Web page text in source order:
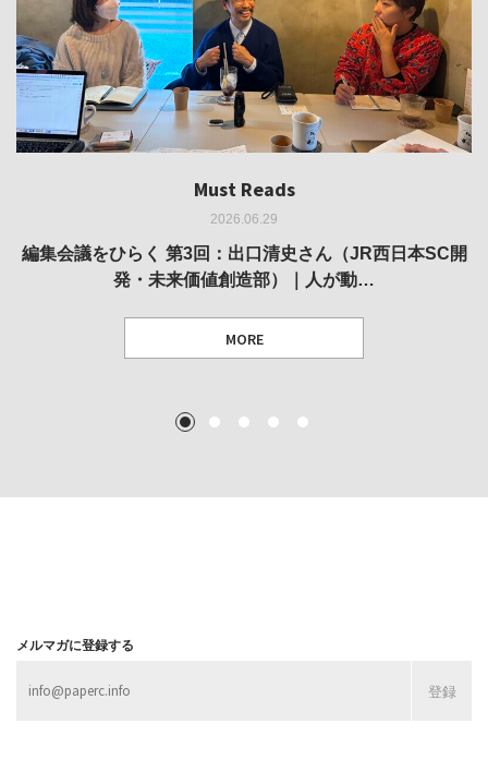
Must Reads
2026.06.29
編集会議をひらく 第3回：出口清史さん（JR西日本SC開
発・未来価値創造部）｜人が動…
MORE
Must Reads
2026.05.14
REVIEW｜果たして美術家・梅津庸一は、「大阪のゆかり
作家」となることができたのか…
Must Reads
2026.03.11
REPORT｜博覧会の残像
MORE
Must Reads
2026.02.25
REVIEW｜菊池聡太朗 個展「余りの風景」
MORE
Must Reads
2025.10.01
REVIEW｜生の存在証明としての線——「ライフライン」
展
1 2 3 4 5
メルマガに登録する